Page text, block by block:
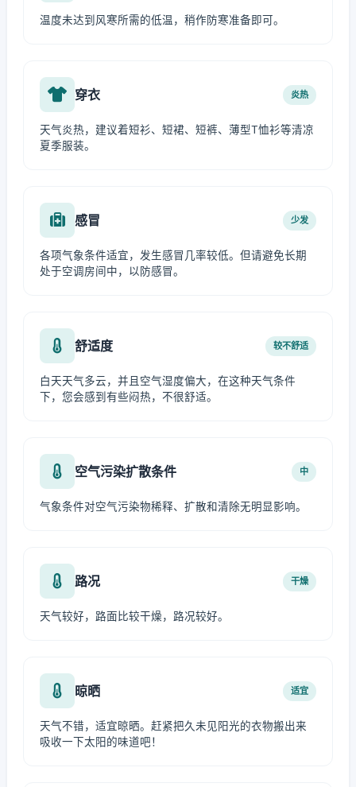
温度未达到风寒所需的低温，稍作防寒准备即可。
穿衣 炎热
天气炎热，建议着短衫、短裙、短裤、薄型T恤衫等清凉
夏季服装。
感冒 少发
各项气象条件适宜，发生感冒几率较低。但请避免长期
处于空调房间中，以防感冒。
舒适度 较不舒适
白天天气多云，并且空气湿度偏大，在这种天气条件
下，您会感到有些闷热，不很舒适。
空气污染扩散条件 中
气象条件对空气污染物稀释、扩散和清除无明显影响。
路况 干燥
天气较好，路面比较干燥，路况较好。
晾晒 适宜
天气不错，适宜晾晒。赶紧把久未见阳光的衣物搬出来
吸收一下太阳的味道吧！